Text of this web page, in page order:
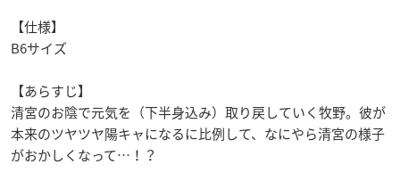
【仕様】
B6サイズ
【あらすじ】
清宮のお陰で元気を（下半身込み）取り戻していく牧野。彼が
本来のツヤツヤ陽キャになるに比例して、なにやら清宮の様子
がおかしくなって…！？